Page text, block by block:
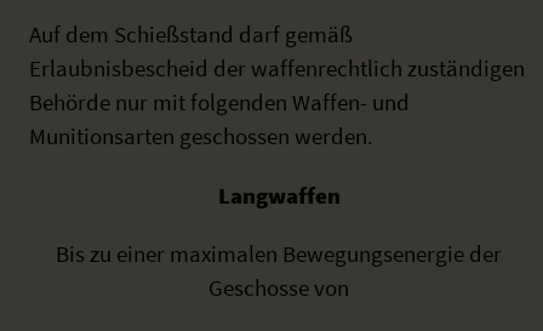
Auf dem Schießstand darf gemäß
Erlaubnisbescheid der waffenrechtlich zuständigen
Behörde nur mit folgenden Waffen- und
Munitionsarten geschossen werden.
Langwaffen
Bis zu einer maximalen Bewegungsenergie der
Geschosse von